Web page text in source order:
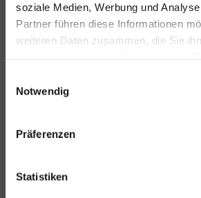
soziale Medien, Werbung und
Partner führen diese Informationen
weiteren Daten zusammen, die Sie
Cookies, wenn Sie unsere Webseite
Notwendig
Präferenzen
Statistiken
Gerüche
Zubehör